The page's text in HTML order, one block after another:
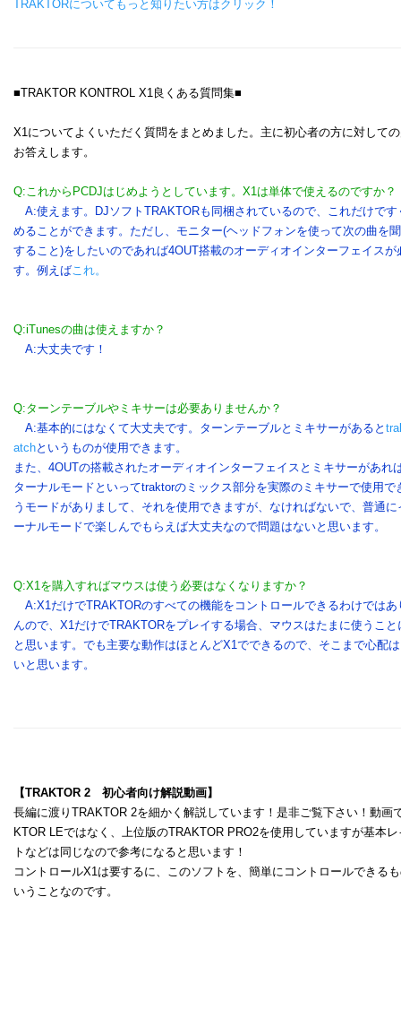
TRAKTORについてもっと知りたい方はクリック！
■TRAKTOR KONTROL X1良くある質問集■
X1についてよくいただく質問をまとめました。主に初心者の方に対して
お答えします。
Q:これからPCDJはじめようとしています。X1は単体で使えるのですか？
A:使えます。DJソフトTRAKTORも同梱されているので、これだけです
めることができます。ただし、モニター(ヘッドフォンを使って次の曲を
すること)をしたいのであれば4OUT搭載のオーディオインターフェイスが
す。例えば これ。
Q:iTunesの曲は使えますか？
A:大丈夫です！
Q:ターンテーブルやミキサーは必要ありませんか？
A:基本的にはなくて大丈夫です。ターンテーブルとミキサーがあると
atchというものが使用できます。
また、4OUTの搭載されたオーディオインターフェイスとミキサーがあれ
ターナルモードといってtraktorのミックス部分を実際のミキサーで使用で
うモードがありまして、それを使用できますが、なければないで、普通に
ーナルモードで楽しんでもらえば大丈夫なので問題はないと思います。
Q:X1を購入すればマウスは使う必要はなくなりますか？
A:X1だけでTRAKTORのすべての機能をコントロールできるわけではあ
んので、X1だけでTRAKTORをプレイする場合、マウスはたまに使うこと
と思います。でも主要な動作はほとんどX1でできるので、そこまで心配
いと思います。
【TRAKTOR 2 初心者向け解説動画】
長編に渡りTRAKTOR 2を細かく解説しています！是非ご覧下さい！ 動画
KTOR LEではなく、上位版のTRAKTOR PRO2を使用していますが基本
トなどは同じなので参考になると思います！
コントロールX1は要するに、このソフトを、簡単にコントロールできる
いうことなのです。